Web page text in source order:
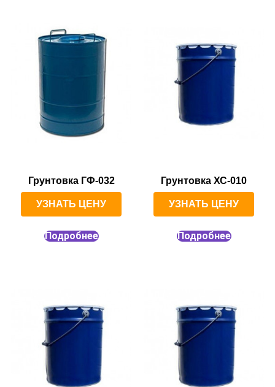
Грунтовка ГФ-032
УЗНАТЬ ЦЕНУ
Подробнее
Грунтовка ХС-010
УЗНАТЬ ЦЕНУ
Подробнее